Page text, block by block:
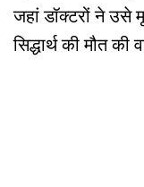
जहां डॉक्टरों ने उसे
सिद्धार्थ की मौत